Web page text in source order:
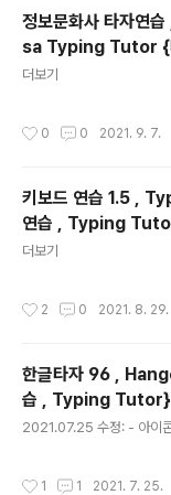
정보문화사 타자
sa Typing Tutor {
tor}
더보기
0 0 2021. 9. 7.
키보드 연습 1.5 ,
연습 , Typing
더보기
2 0 2021. 8. 29.
한글타자 96 ,
습 , Typing Tutor}
2021.07.25 수정: - 아이
1 1 2021. 7. 25.